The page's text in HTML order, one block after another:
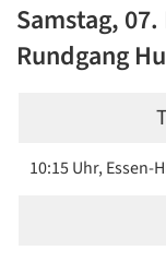
Samstag, 07.
Rundgang
10:15 Uhr, Essen-